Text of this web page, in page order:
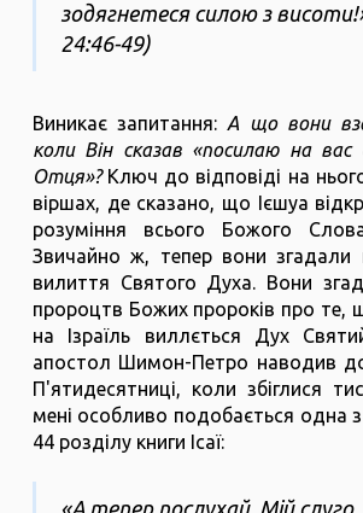
зодягнетеся силою з
24:46-49)
Виникає запитання:А що вони
коли Він сказав «посилаю на
Отця»?Ключ до відповіді на
віршах, де сказано, що Ієшуа
розуміння всього Божого
Звичайно ж, тепер вони згадали
вилиття Святого Духа. Вони
пророцтв Божих пророків про те,
на Ізраїль виллється Дух
апостол Шимон-Петро наводив
П'ятидесятниці, коли збіглися
мені особливо подобається одна з
44 розділу книги Ісаї: